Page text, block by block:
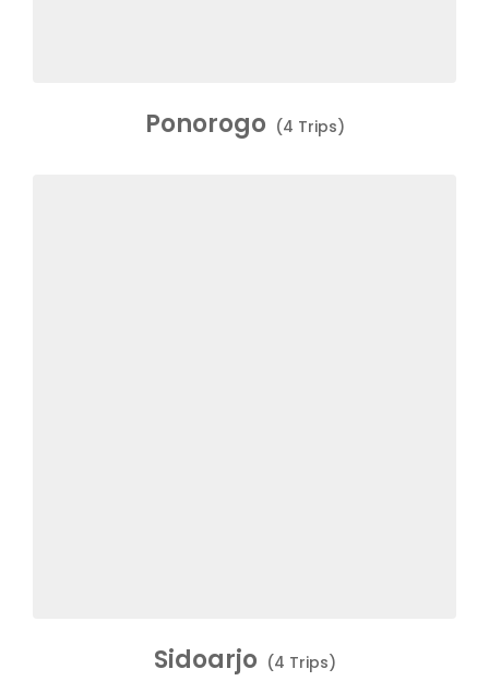
Ponorogo (4 Trips)
Sidoarjo (4 Trips)